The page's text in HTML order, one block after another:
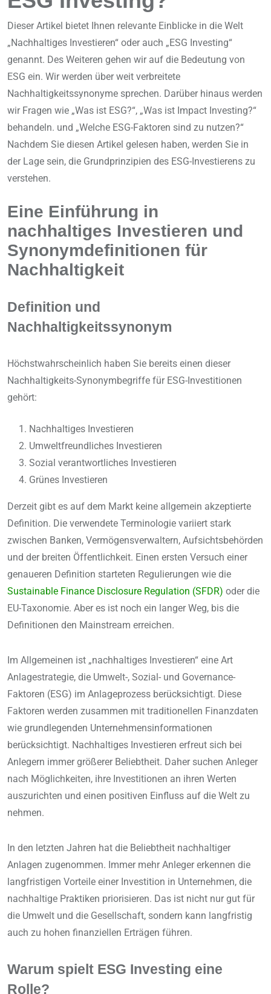
Dieser Artikel bietet Ihnen relevante Einblicke in die Welt
„Nachhaltiges Investieren“ oder auch „ESG Investing“
genannt. Des Weiteren gehen wir auf die Bedeutung von
ESG ein. Wir werden über weit verbreitete
Nachhaltigkeitssynonyme sprechen. Darüber hinaus werden
wir Fragen wie „Was ist ESG?“, „Was ist Impact Investing?“
behandeln. und „Welche ESG-Faktoren sind zu nutzen?“
Nachdem Sie diesen Artikel gelesen haben, werden Sie in
der Lage sein, die Grundprinzipien des ESG-Investierens zu
verstehen.
Eine Einführung in
nachhaltiges Investieren und
Synonymdefinitionen für
Nachhaltigkeit
Definition und
Nachhaltigkeitssynonym
Höchstwahrscheinlich haben Sie bereits einen dieser
Nachhaltigkeits-Synonymbegriffe für ESG-Investitionen
gehört:
Nachhaltiges Investieren
Umweltfreundliches Investieren
Sozial verantwortliches Investieren
Grünes Investieren
Derzeit gibt es auf dem Markt keine allgemein akzeptierte
Definition. Die verwendete Terminologie variiert stark
zwischen Banken, Vermögensverwaltern, Aufsichtsbehörden
und der breiten Öffentlichkeit. Einen ersten Versuch einer
genaueren Definition starteten Regulierungen wie die
Sustainable Finance Disclosure Regulation (SFDR) oder die
EU-Taxonomie. Aber es ist noch ein langer Weg, bis die
Definitionen den Mainstream erreichen.
Im Allgemeinen ist „nachhaltiges Investieren“ eine Art
Anlagestrategie, die Umwelt-, Sozial- und Governance-
Faktoren (ESG) im Anlageprozess berücksichtigt. Diese
Faktoren werden zusammen mit traditionellen Finanzdaten
wie grundlegenden Unternehmensinformationen
berücksichtigt. Nachhaltiges Investieren erfreut sich bei
Anlegern immer größerer Beliebtheit. Daher suchen Anleger
nach Möglichkeiten, ihre Investitionen an ihren Werten
auszurichten und einen positiven Einfluss auf die Welt zu
nehmen.
In den letzten Jahren hat die Beliebtheit nachhaltiger
Anlagen zugenommen. Immer mehr Anleger erkennen die
langfristigen Vorteile einer Investition in Unternehmen, die
nachhaltige Praktiken priorisieren. Das ist nicht nur gut für
die Umwelt und die Gesellschaft, sondern kann langfristig
auch zu hohen finanziellen Erträgen führen.
Warum spielt ESG Investing eine
Rolle?